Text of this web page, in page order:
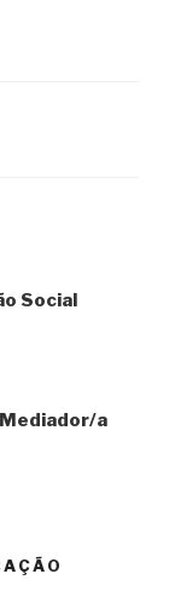
Social
a